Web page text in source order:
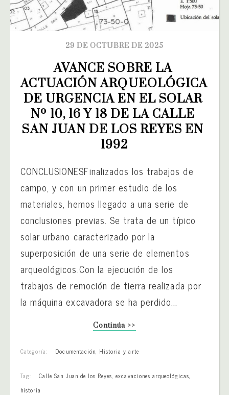
29 DE OCTUBRE DE 2025
AVANCE SOBRE LA
ACTUACIÓN ARQUEOLÓGICA
DE URGENCIA EN EL SOLAR
Nº 10, 16 Y 18 DE LA CALLE
SAN JUAN DE LOS REYES EN
1992
CONCLUSIONESFinalizados los trabajos de
campo, y con un primer estudio de los
materiales, hemos llegado a una serie de
conclusiones previas. Se trata de un típico
solar urbano caracterizado por la
superposición de una serie de elementos
arqueológicos.Con la ejecución de los
trabajos de remoción de tierra realizada por
la máquina excavadora se ha perdido...
Continúa >>
Categoría: Documentación, Historia y arte
Tag: Calle San Juan de los Reyes,excavaciones arqueológicas,
historia